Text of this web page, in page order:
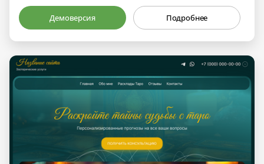
Демоверсия Подробнее